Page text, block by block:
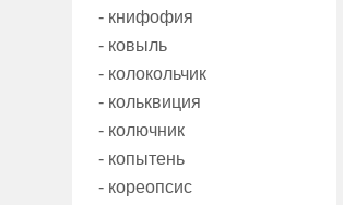
- книфофия
- ковыль
- колокольчик
- кольквиция
- колючник
- копытень
- кореопсис